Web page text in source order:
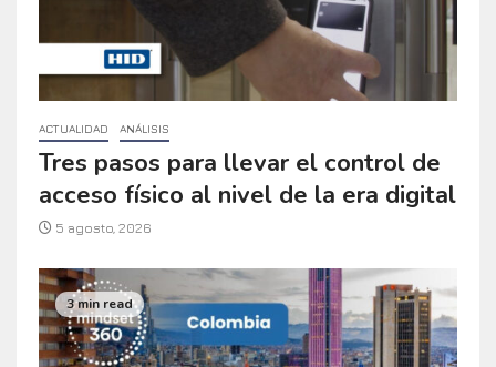
ACTUALIDAD ANÁLISIS
Tres pasos para llevar el control de
acceso físico al nivel de la era digital
5 agosto, 2026
3 min read